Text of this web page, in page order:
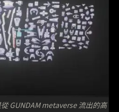
GUNDAM metaverse 流出的高